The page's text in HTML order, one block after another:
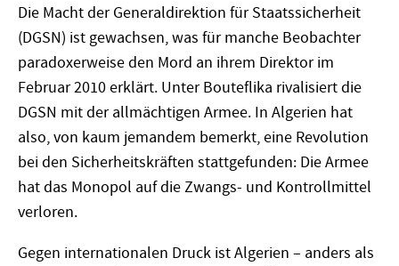
Die Macht der Generaldirektion für Staatssicherheit
(DGSN) ist gewachsen, was für manche Beobachter
paradoxerweise den Mord an ihrem Direktor im
Februar 2010 erklärt. Unter Bouteflika rivalisiert die
DGSN mit der allmächtigen Armee. In Algerien hat
also, von kaum jemandem bemerkt, eine Revolution
bei den Sicherheitskräften stattgefunden: Die Armee
hat das Monopol auf die Zwangs- und Kontrollmittel
verloren.
Gegen internationalen Druck ist Algerien – anders als